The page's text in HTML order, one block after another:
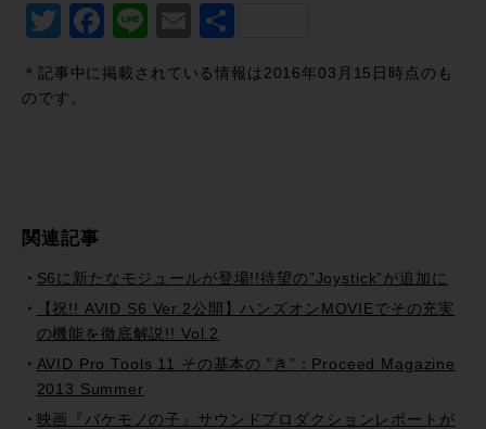
Twitter
Facebook
LineEmail
＊記事中に掲載されている情報は2016年03月15日時点のも
のです。
関連記事
S6に新たなモジュールが登場!!待望の”Joystick”が追加に
【祝!! AVID S6 Ver.2公開】ハンズオンMOVIEでその充実
の機能を徹底解説!! Vol.2
AVID Pro Tools 11 その基本の ”き”：Proceed Magazine
2013 Summer
映画『バケモノの子』サウンドプロダクションレポートが